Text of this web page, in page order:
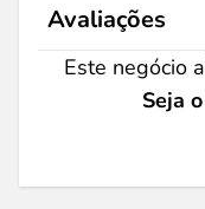
Avaliações
Este negócio
Seja